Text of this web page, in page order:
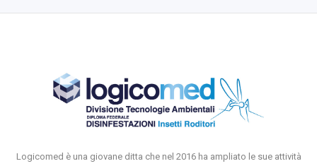
Logicomed è una giovane ditta che nel 2016 ha ampliato le sue attività